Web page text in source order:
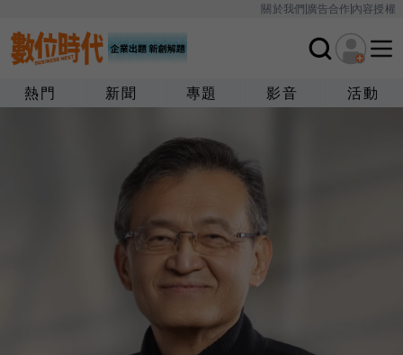
關於我們廣告合作內容授權
熱門 新聞 專題 影音 活動